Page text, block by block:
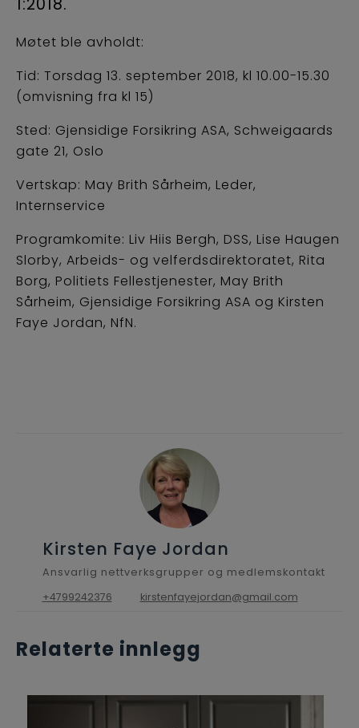
1:2018.
Møtet ble avholdt:
Tid: Torsdag 13. september 2018, kl 10.00-15.30
(omvisning fra kl 15)
Sted: Gjensidige Forsikring ASA, Schweigaards
gate 21, Oslo
Vertskap: May Brith Sårheim, Leder,
Internservice
Programkomite: Liv Hiis Bergh, DSS, Lise Haugen
Slorby, Arbeids- og velferdsdirektoratet, Rita
Borg, Politiets Fellestjenester, May Brith
Sårheim, Gjensidige Forsikring ASA og Kirsten
Faye Jordan, NfN.
Kirsten Faye Jordan
Ansvarlig nettverksgrupper og medlemskontakt
+4799242376
kirstenfayejordan@gmail.com
Relaterte innlegg